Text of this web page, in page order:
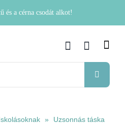
és a cérna csodát alkot!
»
Uzsonnás táska